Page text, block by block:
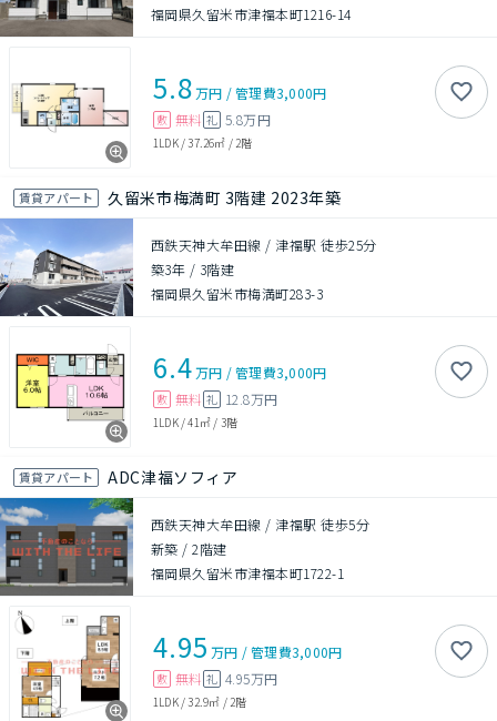
福岡県久留米市津福本町1216-14
5.8万円 /管理費3,000円
敷 無料 礼 5.8万円
1LDK/37.26㎡ / 2階
賃貸アパート 久留米市梅満町 3階建 2023年築
西鉄天神大牟田線 / 津福駅 徒歩25分
築3年 / 3階建
福岡県久留米市梅満町283-3
6.4万円 /管理費3,000円
敷 無料 礼 12.8万円
1LDK/41㎡ / 3階
賃貸アパート ADC津福ソフィア
西鉄天神大牟田線 / 津福駅 徒歩5分
新築 /2階建
福岡県久留米市津福本町1722-1
4.95 万円 /管理費3,000円
敷 無料 礼 4.95万円
1LDK/32.9㎡ / 2階